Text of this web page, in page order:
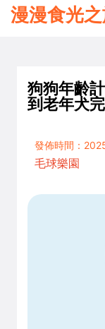
漫漫食光
狗狗年齡
到老年犬
發佈時間：
毛球樂園